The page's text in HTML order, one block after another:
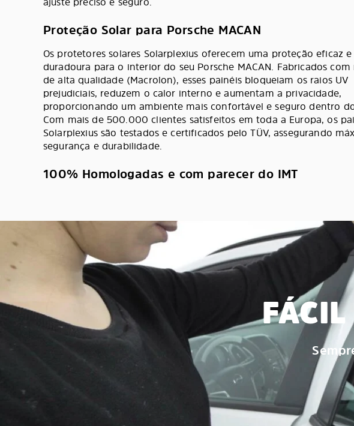
Proteção Solar para Porsche MACAN
Os protetores solares Solarplexius oferecem uma proteção eficaz e
duradoura para o interior do seu Porsche MACAN. Fabricados
de alta qualidade (Macrolon), esses painéis bloqueiam os raios UV
prejudiciais, reduzem o calor interno e aumentam a privacidade,
proporcionando um ambiente mais confortável e seguro dentro
Com mais de 500.000 clientes satisfeitos em toda a Europa, os
Solarplexius são testados e certificados pelo TÜV, assegurando
segurança e durabilidade.
100% Homologadas e com parecer do IMT